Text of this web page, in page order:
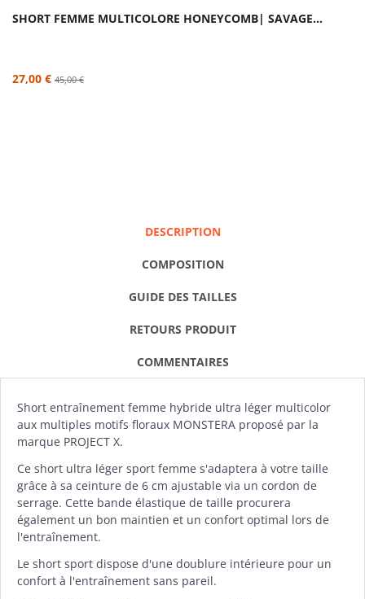
SHORT FEMME MULTICOLORE HONEYCOMB| SAVAGE...
27,00 € 45,00 €
DESCRIPTION
COMPOSITION
GUIDE DES TAILLES
RETOURS PRODUIT
COMMENTAIRES
Short entraînement femme hybride ultra léger multicolor
aux multiples motifs floraux MONSTERA proposé par la
marque PROJECT X.
Ce short ultra léger sport femme s'adaptera à votre taille
grâce à sa ceinture de 6 cm ajustable via un cordon de
serrage. Cette bande élastique de taille procurera
également un bon maintien et un confort optimal lors de
l'entraînement.
Le short sport dispose d'une doublure intérieure pour un
confort à l'entraînement sans pareil.